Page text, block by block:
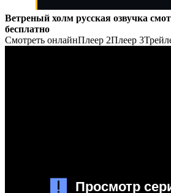
Ветреный холм русская озвучка
бесплатно
Смотреть онлайнПлеер 2Плеер 3